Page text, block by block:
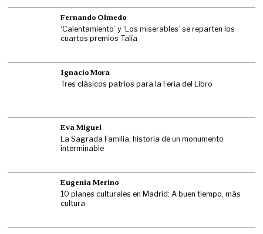
Fernando Olmedo
‘Calentamiento’ y ‘Los miserables’ se reparten los
cuartos premios Talía
Ignacio Mora
Tres clásicos patrios para la Feria del Libro
Eva Miguel
La Sagrada Familia, historia de un monumento
interminable
Eugenia Merino
10 planes culturales en Madrid: A buen tiempo, más
cultura